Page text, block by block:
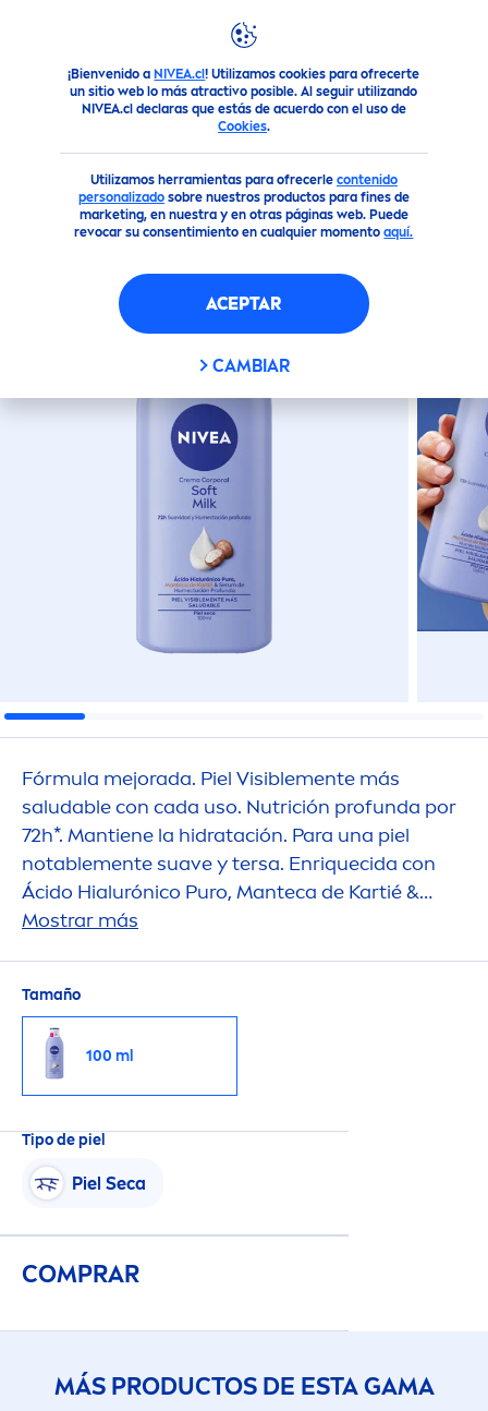
¡Bienvenido a NIVEA.cl! Utilizamos cookies para ofrecerte
un sitio web lo más atractivo posible. Al seguir utilizando
NIVEA.cl declaras que estás de acuerdo con el uso de
Cookies.
Utilizamos herramientas para ofrecerle contenido
personalizadosobre nuestros productos para fines de
marketing, en nuestra y en otras páginas web. Puede
revocar su consentimiento en cualquier momentoaquí.
ACEPTAR
CAMBIAR
Productos Corporal Cremas Corporales NIVEA
(0)
NIVEASOFT MILK 100ML
Fórmula mejorada. Piel Visiblemente más
saludable con cada uso. Nutrición profunda por
72h*. Mantiene la hidratación. Para una piel
notablemente suave y tersa. Enriquecida con
Ácido Hialurónico Puro, Manteca de Kartié &
Serum de Humectación Profunda. Sin sensación
Mostrar más
Tamaño
100 ml
Tipo de piel
Piel Seca
COMPRAR
MÁS PRODUCTOS DE ESTA GAMA